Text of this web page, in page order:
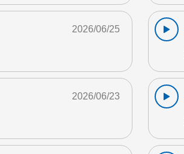
2026/06/25
2026/06/23